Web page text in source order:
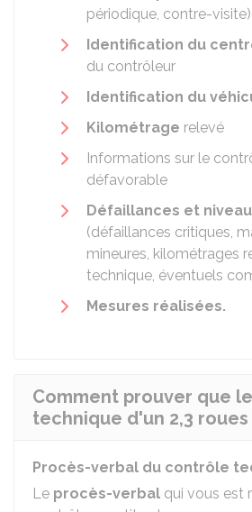
périodique, contre-visite)
Identification du
du contrôleur
Identification du
Kilométrage relevé
Informations sur le
défavorable
Défaillances et
(défaillances critiques,
mineures, kilométrages
technique, éventuels
Mesures réalisées.
Comment prouver que
technique d'un 2,3
Procès-verbal du contrôle
Le procès-verbal qui vous est